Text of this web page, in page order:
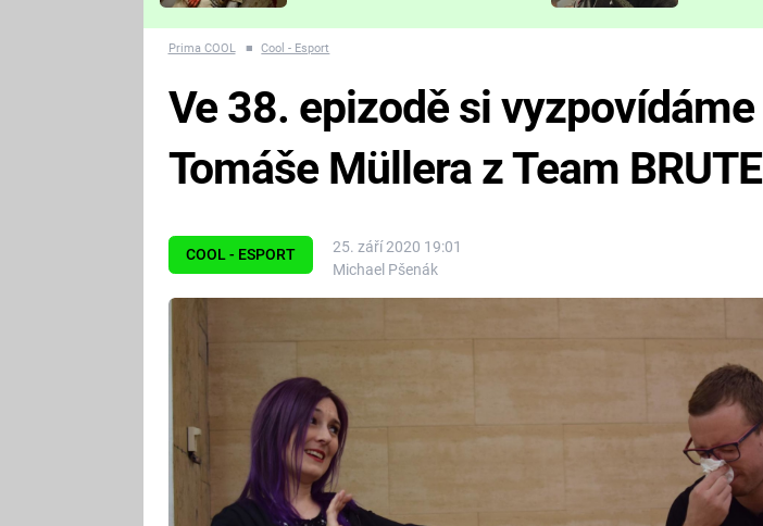
nejvíc zvednou tep?
Prima COOL ■ Cool - Esport
COOL - ESPORT
25. září 2020 19:01
Michael Pšenák
Ve 38. epizodě si vyzpovídáme
Tomáše Müllera z Team BRUTE